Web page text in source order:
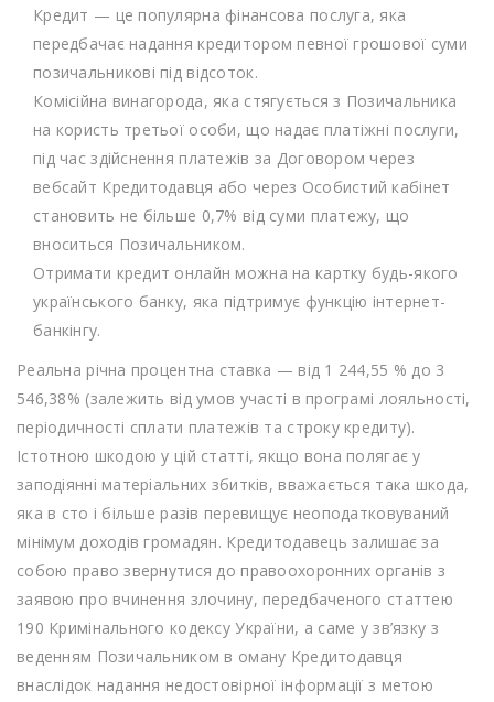
Кредит — це популярна фінансова послуга, яка
передбачає надання кредитором певної грошової суми
позичальникові під відсоток.
Комісійна винагорода, яка стягується з Позичальника
на користь третьої особи, що надає платіжні послуги,
під час здійснення платежів за Договором через
вебсайт Кредитодавця або через Особистий кабінет
становить не більше 0,7% від суми платежу, що
вноситься Позичальником.
Отримати кредит онлайн можна на картку будь-якого
українського банку, яка підтримує функцію інтернет-
банкінгу.
Реальна річна процентна ставка — від 1 244,55 % до 3
546,38% (залежить від умов участі в програмі лояльності,
періодичності сплати платежів та строку кредиту).
Істотною шкодою у цій статті, якщо вона полягає у
заподіянні матеріальних збитків, вважається така шкода,
яка в сто і більше разів перевищує неоподатковуваний
мінімум доходів громадян. Кредитодавець залишає за
собою право звернутися до правоохоронних органів з
заявою про вчинення злочину, передбаченого статтею
190 Кримінального кодексу України, а саме у зв’язку з
веденням Позичальником в оману Кредитодавця
внаслідок надання недостовірної інформації з метою